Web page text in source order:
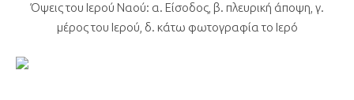
Όψεις του Ιερού Ναού: α. Είσοδος, β. πλευρική άποψη, γ.
μέρος του Ιερού, δ. κάτω φωτογραφία το Ιερό